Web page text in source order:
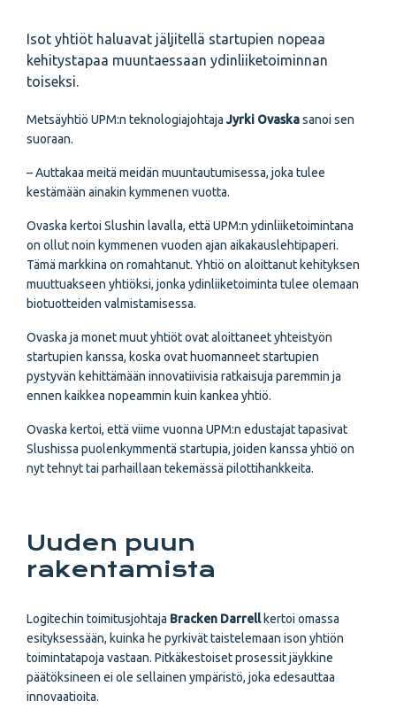
Isot yhtiöt haluavat jäljitellä startupien nopeaa
kehitystapaa muuntaessaan ydinliiketoiminnan
toiseksi.
Metsäyhtiö UPM:n teknologiajohtajaJyrki Ovaskasanoi sen
suoraan.
– Auttakaa meitä meidän muuntautumisessa, joka tulee
kestämään ainakin kymmenen vuotta.
Ovaska kertoi Slushin lavalla, että UPM:n ydinliiketoimintana
on ollut noin kymmenen vuoden ajan aikakauslehtipaperi.
Tämä markkina on romahtanut. Yhtiö on aloittanut kehityksen
muuttuakseen yhtiöksi, jonka ydinliiketoiminta tulee olemaan
biotuotteiden valmistamisessa.
Ovaska ja monet muut yhtiöt ovat aloittaneet yhteistyön
startupien kanssa, koska ovat huomanneet startupien
pystyvän kehittämään innovatiivisia ratkaisuja paremmin ja
ennen kaikkea nopeammin kuin kankea yhtiö.
Ovaska kertoi, että viime vuonna UPM:n edustajat tapasivat
Slushissa puolenkymmentä startupia, joiden kanssa yhtiö on
nyt tehnyt tai parhaillaan tekemässä pilottihankkeita.
Uuden puun
rakentamista
Logitechin toimitusjohtaja Bracken Darrellkertoi omassa
esityksessään, kuinka he pyrkivät taistelemaan ison yhtiön
toimintatapoja vastaan. Pitkäkestoiset prosessit jäykkine
päätöksineen ei ole sellainen ympäristö, joka edesauttaa
innovaatioita.